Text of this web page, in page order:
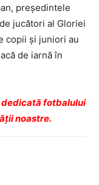
preşedintele
jucători al Gloriei
copii şi juniori au
de iarnă în
dedicată fotbalului
noastre.